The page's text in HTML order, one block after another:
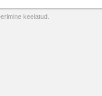
keelatud.